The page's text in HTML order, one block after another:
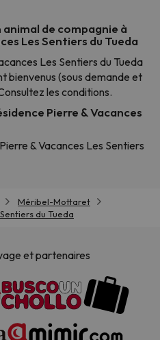
de compagnie à
Les Sentiers du Tueda
Les Sentiers du Tueda
bienvenus (sous demande et
les conditions.
Pierre & Vacances
& Vacances Les Sentiers
Méribel-Mottaret
du Tueda
et partenaires